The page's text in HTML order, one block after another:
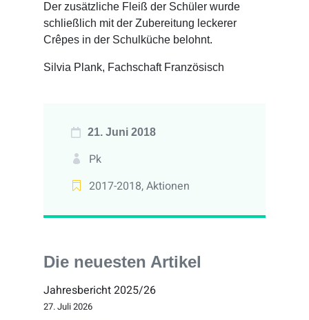
Der zusätzliche Fleiß der Schüler wurde
schließlich mit der Zubereitung leckerer
Crêpes in der Schulküche belohnt.
Silvia Plank, Fachschaft Französisch
21. Juni 2018
Pk
2017-2018,Aktionen
Die neuesten Artikel
Jahresbericht 2025/26
27. Juli 2026